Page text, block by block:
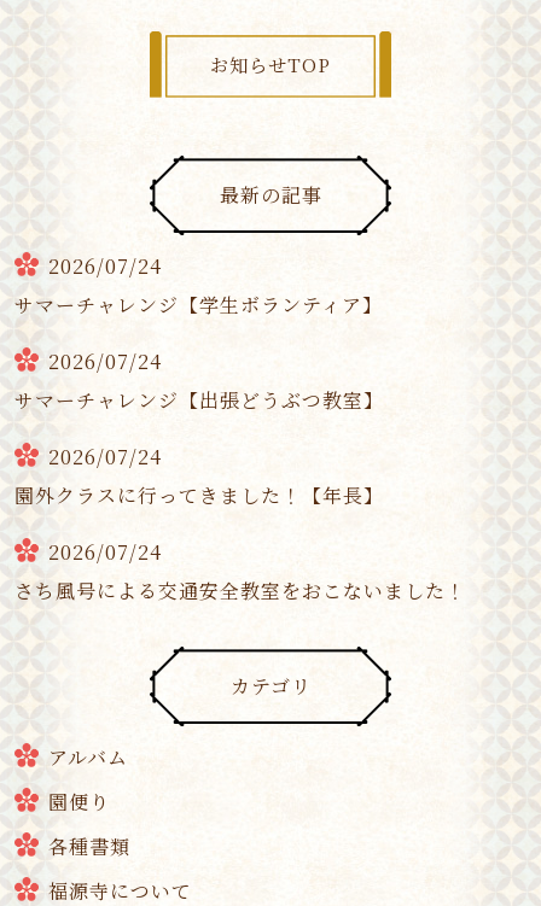
お知らせTOP
最新の記事
2026/07/24
サマーチャレンジ【学生ボランティア】
2026/07/24
サマーチャレンジ【出張どうぶつ教室】
2026/07/24
園外クラスに行ってきました！【年長】
2026/07/24
さち風号による交通安全教室をおこないました！
カテゴリ
アルバム
園便り
各種書類
福源寺について